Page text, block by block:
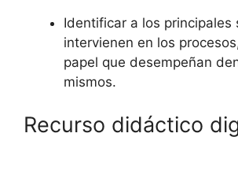
Identificar a los principales
intervienen en los
papel que desempeñan
mismos.
Recurso didáctico